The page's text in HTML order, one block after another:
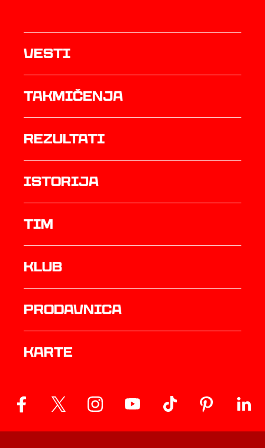
Vesti
Takmičenja
rezultati
istorija
TIM
Klub
prodavnica
Karte